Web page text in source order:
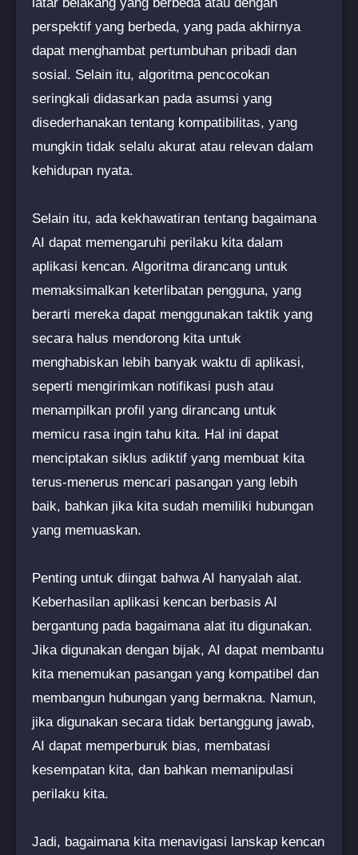
perspektif yang berbeda, yang pada akhirnya
dapat menghambat pertumbuhan pribadi dan
sosial. Selain itu, algoritma pencocokan
seringkali didasarkan pada asumsi yang
disederhanakan tentang kompatibilitas, yang
mungkin tidak selalu akurat atau relevan dalam
kehidupan nyata.
Selain itu, ada kekhawatiran tentang bagaimana
AI dapat memengaruhi perilaku kita dalam
aplikasi kencan. Algoritma dirancang untuk
memaksimalkan keterlibatan pengguna, yang
berarti mereka dapat menggunakan taktik yang
secara halus mendorong kita untuk
menghabiskan lebih banyak waktu di aplikasi,
seperti mengirimkan notifikasi push atau
menampilkan profil yang dirancang untuk
memicu rasa ingin tahu kita. Hal ini dapat
menciptakan siklus adiktif yang membuat kita
terus-menerus mencari pasangan yang lebih
baik, bahkan jika kita sudah memiliki hubungan
yang memuaskan.
Penting untuk diingat bahwa AI hanyalah alat.
Keberhasilan aplikasi kencan berbasis AI
bergantung pada bagaimana alat itu digunakan.
Jika digunakan dengan bijak, AI dapat membantu
kita menemukan pasangan yang kompatibel dan
membangun hubungan yang bermakna. Namun,
jika digunakan secara tidak bertanggung jawab,
AI dapat memperburuk bias, membatasi
kesempatan kita, dan bahkan memanipulasi
perilaku kita.
Jadi, bagaimana kita menavigasi lanskap kencan